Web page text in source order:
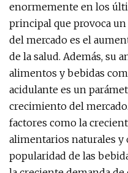
enormemente en los
principal que provoca
del mercado es el
de la salud. Además, su
alimentos y bebidas
acidulante es un
crecimiento del
factores como la
alimentarios naturales y
popularidad de las